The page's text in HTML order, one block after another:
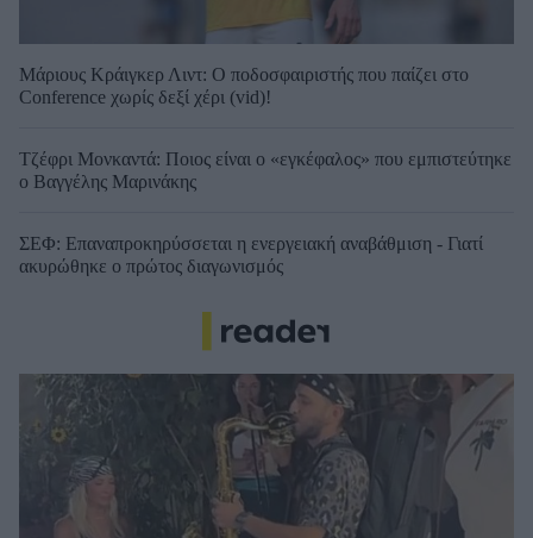
Μάριους Κράιγκερ Λιντ: Ο ποδοσφαιριστής που παίζει στο
Conference χωρίς δεξί χέρι (vid)!
Τζέφρι Μονκαντά: Ποιος είναι ο «εγκέφαλος» που εμπιστεύτηκε
ο Βαγγέλης Μαρινάκης
ΣΕΦ: Επαναπροκηρύσσεται η ενεργειακή αναβάθμιση - Γιατί
ακυρώθηκε ο πρώτος διαγωνισμός